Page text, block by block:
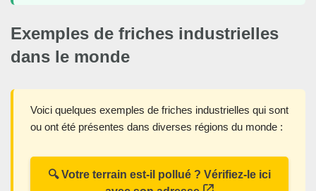
Exemples de friches industrielles
dans le monde
Voici quelques exemples de friches industrielles qui sont
ou ont été présentes dans diverses régions du monde :
🔍 Votre terrain est-il pollué ? Vérifiez-le ici